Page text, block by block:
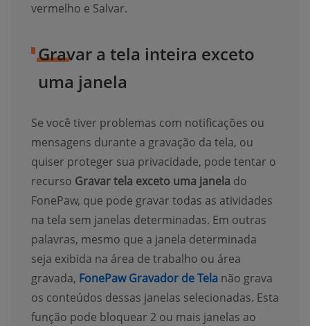
vermelho e Salvar.
Gravar a tela inteira exceto
uma janela
Se você tiver problemas com notificações ou
mensagens durante a gravação da tela, ou
quiser proteger sua privacidade, pode tentar o
recurso Gravar tela exceto uma janela do
FonePaw, que pode gravar todas as atividades
na tela sem janelas determinadas. Em outras
palavras, mesmo que a janela determinada
seja exibida na área de trabalho ou área
gravada, FonePaw Gravador de Tela (opens new
não grava
os conteúdos dessas janelas selecionadas. Esta
função pode bloquear 2 ou mais janelas ao